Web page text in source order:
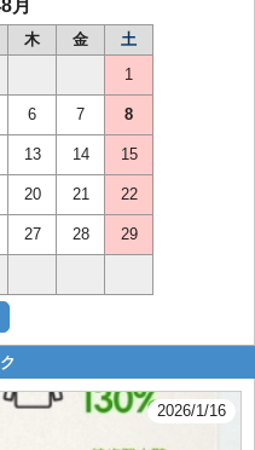
月
木 金
土
1
6 7 8
13 14 15
20 21 22
27 28 29
2026/1/16